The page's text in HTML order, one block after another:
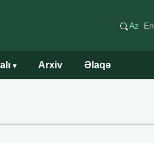
Az En
▾ Arxiv Əlaqə